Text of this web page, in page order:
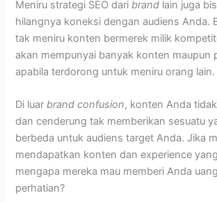
Meniru strategi SEO daribrand lain juga
hilangnya koneksi dengan audiens Anda.
tak meniru konten bermerek milik
akan mempunyai banyak konten maupun
apabila terdorong untuk meniru orang lain.
Di luarbrand confusion, konten Anda
dan cenderung tak memberikan sesuatu
berbeda untuk audiens target Anda. Jika
mendapatkan konten dan experience
mengapa mereka mau memberi Anda
perhatian?